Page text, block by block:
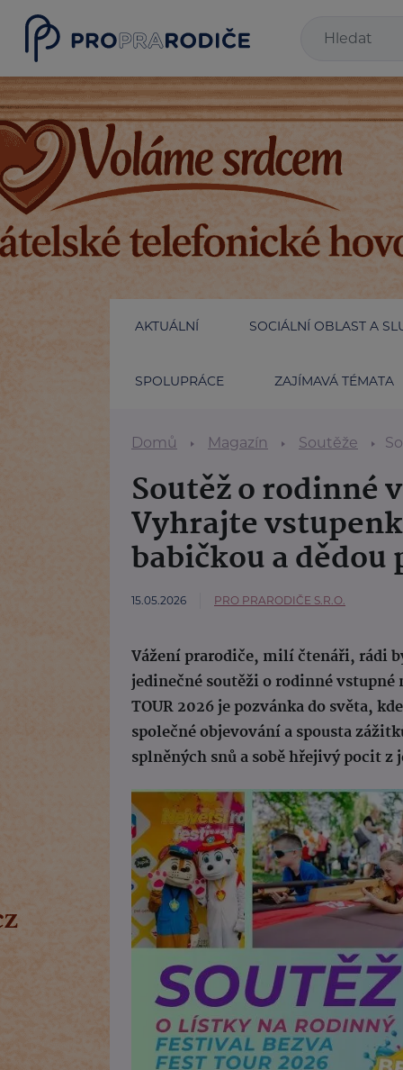
AKTUÁLNÍ SOCIÁLNÍ OBLAST A
SPOLUPRÁCE ZAJÍMAVÁ TÉMATA
Domů Magazín Soutěže
Soutěž o rodinné
Vyhrajte
babičkou a dědou
15.05.2026 PRO PRARODIČE S.R.O.
Vážení prarodiče, milí čtenáři, rádi
jedinečné soutěži o rodinné vstupné
TOUR 2026 je pozvánka do světa,
společné objevování a spousta
splněných snů a sobě hřejivý pocit z